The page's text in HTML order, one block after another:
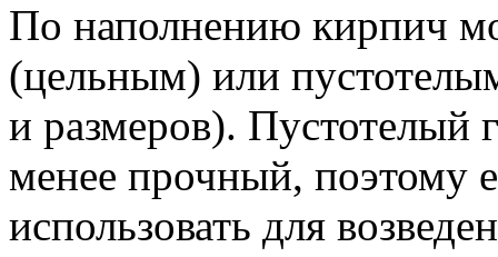
По наполнению кирпич
(цельным) или
и размеров). Пустотелый
менее прочный, поэтому
использовать для